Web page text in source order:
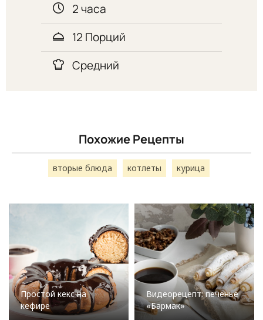
2 часа
12 Порций
Средний
Похожие Рецепты
вторые блюда котлеты курица
Простой кекс на
кефире
Видеорецепт: печенье
«Бармак»